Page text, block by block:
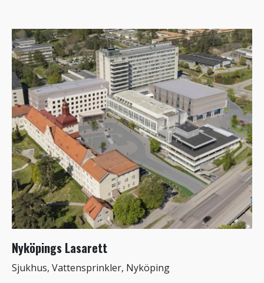
Nyköpings Lasarett
Sjukhus, Vattensprinkler, Nyköping